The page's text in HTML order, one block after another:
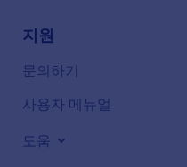
지원
문의하기
사용자 메뉴얼
도움